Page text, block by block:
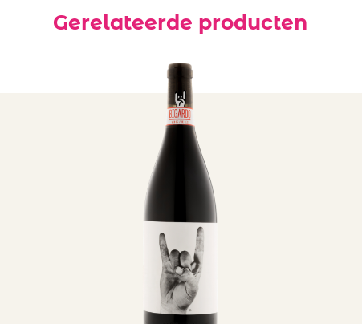
Gerelateerde producten